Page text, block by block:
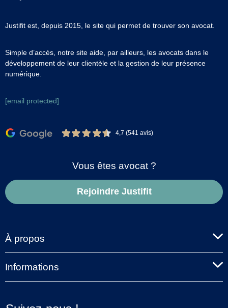
Justifit est, depuis 2015, le site qui permet de trouver son avocat.
Simple d’accès, notre site aide, par ailleurs, les avocats dans le
développement de leur clientèle et la gestion de leur présence
numérique.
[email protected]
4,7 (541 avis)
Vous êtes avocat ?
Rejoindre Justifit
À propos
Informations